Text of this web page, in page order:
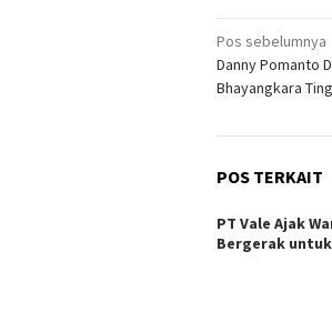
Navigasi
pos
Pos sebelumnya
Danny Pomanto
Bhayangkara
POS TERKAIT
PT Vale Ajak
Bergerak